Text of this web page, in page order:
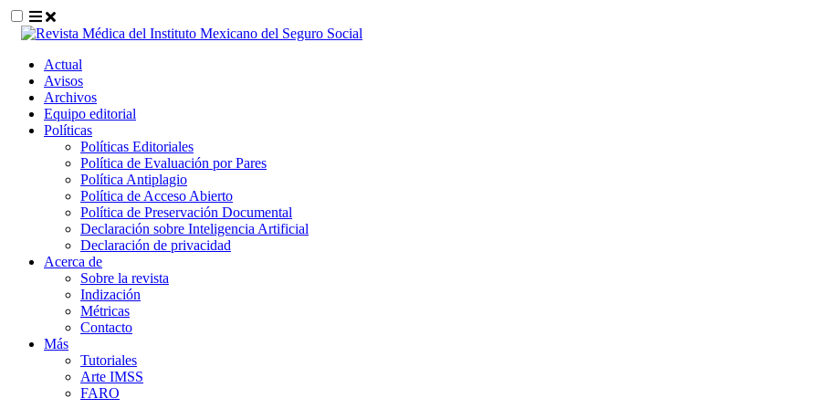
##plugins.themes.themeEleven.accessible_menu.label##
##plugins.themes.themeEleven.accessible_menu.main_navigation##
##plugins.themes.themeEleven.accessible_menu.main_content##
##plugins.themes.themeEleven.accessible_menu.sidebar##
Actual
Avisos
Archivos
Equipo editorial
Políticas
Políticas Editoriales
Política de Evaluación por Pares
Política Antiplagio
Política de Acceso Abierto
Política de Preservación Documental
Declaración sobre Inteligencia Artificial
Declaración de privacidad
Acerca de
Sobre la revista
Indización
Métricas
Contacto
Más
Tutoriales
Arte IMSS
FARO